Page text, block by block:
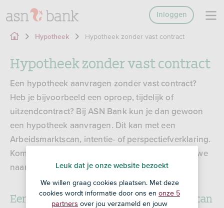
Inloggen
Hypotheek Hypotheek zonder vast contract
Hypotheek zonder vast contract
Een hypotheek aanvragen zonder vast contract?
Heb je bijvoorbeeld een oproep, tijdelijk of
uitzendcontract? Bij ASN Bank kun je dan gewoon
een hypotheek aanvragen. Dit kan met een
Arbeidsmarktscan, intentie- of perspectiefverklaring.
Kom je daarvoor niet in aanmerking? Dan kijken we
naar je inkomensverleden.
Een hypotheek met de Arbeidsmarktscan
Leuk dat je onze website bezoekt
We willen graag cookies plaatsen. Met deze
cookies wordt informatie door ons en onze 5
partners over jou verzameld en jouw